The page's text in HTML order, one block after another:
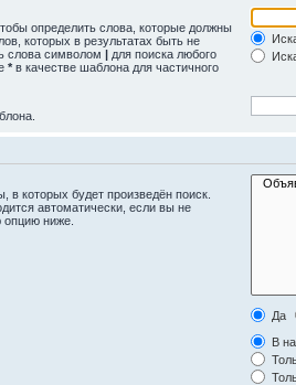
определить слова, которые должны
которых в результатах быть не
слова символом | для поиска любого
* в качестве шаблона для частичного
которых будет произведён поиск.
автоматически, если вы не
ниже.
Да
В